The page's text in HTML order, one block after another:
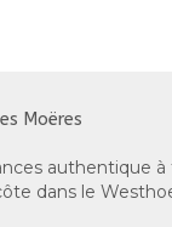
Moëres
authentique à
dans le